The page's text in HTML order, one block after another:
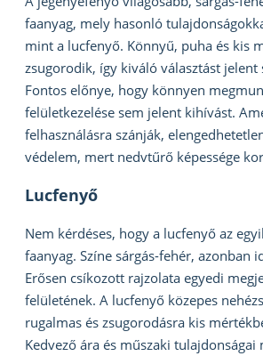
faanyag, mely hasonló
mint a lucfenyő. Könnyű, puha és kis
zsugorodik, így kiváló választást jelent
Fontos előnye, hogy könnyen
felületkezelése sem jelent kihívást.
felhasználásra szánják,
védelem, mert nedvtűrő képessége
Lucfenyő
Nem kérdéses, hogy a lucfenyő az
faanyag. Színe sárgás-fehér, azonban
Erősen csíkozott rajzolata egyedi
felületének. A lucfenyő közepes
rugalmas és zsugorodásra kis
Kedvező ára és műszaki tulajdonságai